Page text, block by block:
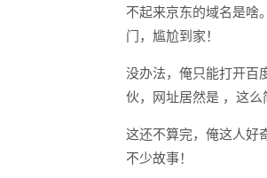
不起来京东的域名是啥
门，尴尬到家！
没办法，俺只能打开百
伙，网址居然是 ，这么
这还不算完，俺这人好
不少故事！